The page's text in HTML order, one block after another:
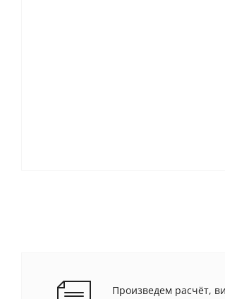
Произведем расчёт,